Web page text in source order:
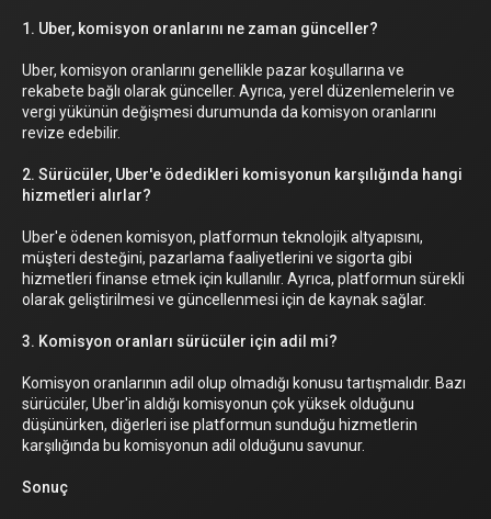
1. Uber, komisyon oranlarını ne zaman günceller?
Uber, komisyon oranlarını genellikle pazar koşullarına ve
rekabete bağlı olarak günceller. Ayrıca, yerel düzenlemelerin ve
vergi yükünün değişmesi durumunda da komisyon oranlarını
revize edebilir.
2. Sürücüler, Uber'e ödedikleri komisyonun karşılığında hangi
hizmetleri alırlar?
Uber'e ödenen komisyon, platformun teknolojik altyapısını,
müşteri desteğini, pazarlama faaliyetlerini ve sigorta gibi
hizmetleri finanse etmek için kullanılır. Ayrıca, platformun sürekli
olarak geliştirilmesi ve güncellenmesi için de kaynak sağlar.
3. Komisyon oranları sürücüler için adil mi?
Komisyon oranlarının adil olup olmadığı konusu tartışmalıdır. Bazı
sürücüler, Uber'in aldığı komisyonun çok yüksek olduğunu
düşünürken, diğerleri ise platformun sunduğu hizmetlerin
karşılığında bu komisyonun adil olduğunu savunur.
Sonuç